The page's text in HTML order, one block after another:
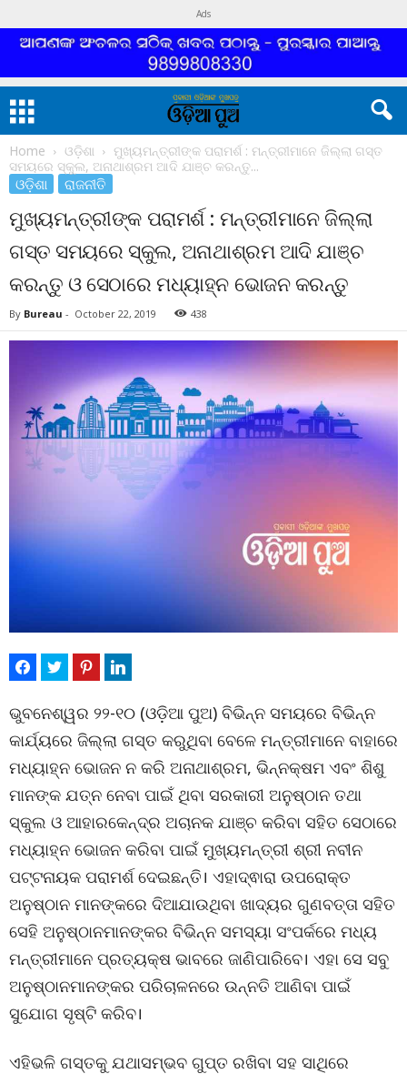
Ads
Home ଓଡ଼ିଶା
ମୁଖ୍ୟମନ୍ତ୍ରୀଙ୍କ ପରାମର୍ଶ : ମନ୍ତ୍ରୀମାନେ ଜିଲ୍ଲା ଗସ୍ତ
ସମୟରେ ସ୍କୁଲ, ଅନାଥାଶ୍ରମ ଆଦି ଯାଞ୍ଚ କରନ୍ତୁ...
ଓଡ଼ିଶା ରାଜନୀତି
ମୁଖ୍ୟମନ୍ତ୍ରୀଙ୍କ ପରାମର୍ଶ : ମନ୍ତ୍ରୀମାନେ ଜିଲ୍ଲା
ଗସ୍ତ ସମୟରେ ସ୍କୁଲ, ଅନାଥାଶ୍ରମ ଆଦି ଯାଞ୍ଚ
କରନ୍ତୁ ଓ ସେଠାରେ ମଧ୍ୟାହ୍ନ ଭୋଜନ କରନ୍ତୁ
By Bureau - October 22, 2019 438
ଭୁବନେଶ୍ୱର ୨୨-୧୦ (ଓଡ଼ିଆ ପୁଅ) ବିଭିନ୍ନ ସମୟରେ ବିଭିନ୍ନ
କାର୍ଯ୍ୟରେ ଜିଲ୍ଲା ଗସ୍ତ କରୁଥିବା ବେଳେ ମନ୍ତ୍ରୀମାନେ ବାହାରେ
ମଧ୍ୟାହ୍ନ ଭୋଜନ ନ କରି ଅନାଥାଶ୍ରମ, ଭିନ୍ନକ୍ଷମ ଏବଂ ଶିଶୁ
ମାନଙ୍କ ଯତ୍ନ ନେବା ପାଇଁ ଥିବା ସରକାରୀ ଅନୁଷ୍ଠାନ ତଥା
ସ୍କୁଲ ଓ ଆହାରକେନ୍ଦ୍ର ଅଚାନକ ଯାଞ୍ଚ କରିବା ସହିତ ସେଠାରେ
ମଧ୍ୟାହ୍ନ ଭୋଜନ କରିବା ପାଇଁ ମୁଖ୍ୟମନ୍ତ୍ରୀ ଶ୍ରୀ ନବୀନ
ପଟ୍ଟନାୟକ ପରାମର୍ଶ ଦେଇଛନ୍ତି। ଏହାଦ୍ଵାରା ଉପରୋକ୍ତ
ଅନୁଷ୍ଠାନ ମାନଙ୍କରେ ଦିଆଯାଉଥିବା ଖାଦ୍ୟର ଗୁଣବତ୍ତା ସହିତ
ସେହି ଅନୁଷ୍ଠାନମାନଙ୍କର ବିଭିନ୍ନ ସମସ୍ୟା ସଂପର୍କରେ ମଧ୍ୟ
ମନ୍ତ୍ରୀମାନେ ପ୍ରତ୍ୟକ୍ଷ ଭାବରେ ଜାଣିପାରିବେ। ଏହା ସେ ସବୁ
ଅନୁଷ୍ଠାନମାନଙ୍କର ପରିଚାଳନରେ ଉନ୍ନତି ଆଣିବା ପାଇଁ
ସୁଯୋଗ ସୃଷ୍ଟି କରିବ।
ଏହିଭଳି ଗସ୍ତକୁ ଯଥାସମ୍ଭବ ଗୁପ୍ତ ରଖିବା ସହ ସାଥିରେ